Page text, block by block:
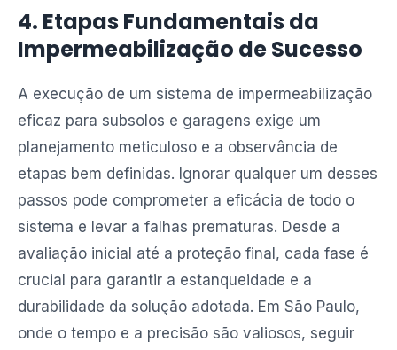
4. Etapas Fundamentais da
Impermeabilização de Sucesso
A execução de um sistema de impermeabilização
eficaz para subsolos e garagens exige um
planejamento meticuloso e a observância de
etapas bem definidas. Ignorar qualquer um desses
passos pode comprometer a eficácia de todo o
sistema e levar a falhas prematuras. Desde a
avaliação inicial até a proteção final, cada fase é
crucial para garantir a estanqueidade e a
durabilidade da solução adotada. Em São Paulo,
onde o tempo e a precisão são valiosos, seguir